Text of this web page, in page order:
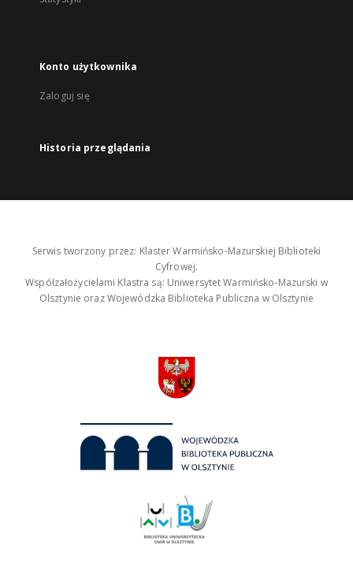
Konto użytkownika
Zaloguj się
Historia przeglądania
Serwis tworzony przez: Klaster Warmińsko-Mazurskiej Biblioteki
Cyfrowej.
Współzałożycielami Klastra są: Uniwersytet Warmińsko-Mazurski w
Olsztynie oraz Wojewódzka Biblioteka Publiczna w Olsztynie